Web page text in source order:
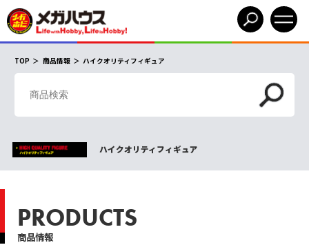
TOP 商品情報 ハイクオリティフィギュア
ハイクオリティフィギュア
PRODUCTS
商品情報